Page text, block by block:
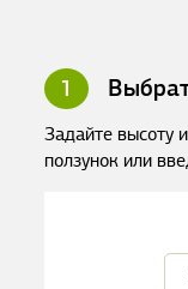
1
Задайте высоту
ползунок или